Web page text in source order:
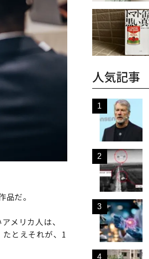
だ。
メリカ人は、
とえそれが、1
人気記事